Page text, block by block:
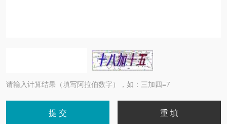
请输入计算结果（填写阿拉伯数字），如：三加四=7